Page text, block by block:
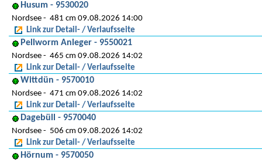
Husum - 9530020
Nordsee
481 cm 09.08.2026 14:00
Link zur Detail- / Verlaufsseite
Pellworm Anleger - 9550021
Nordsee
465 cm 09.08.2026 14:02
Link zur Detail- / Verlaufsseite
Wittdün - 9570010
Nordsee
471 cm 09.08.2026 14:02
Link zur Detail- / Verlaufsseite
Dagebüll - 9570040
Nordsee
506 cm 09.08.2026 14:02
Link zur Detail- / Verlaufsseite
Hörnum - 9570050